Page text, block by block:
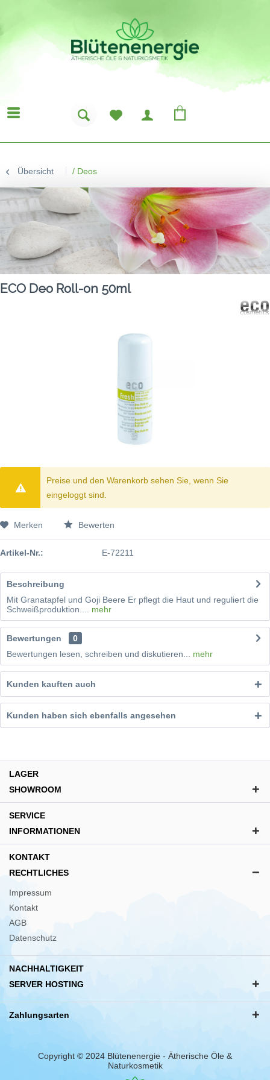
Übersicht / Deos
ECO Deo Roll-on 50ml
Preise und den Warenkorb sehen Sie, wenn Sie
eingeloggt sind.
Merken Bewerten
Artikel-Nr.: E-72211
Beschreibung
Mit Granatapfel und Goji Beere Er pflegt die Haut und reguliert die
Schweißproduktion.... mehr
Bewertungen
0
Bewertungen lesen, schreiben und diskutieren... mehr
Kunden kauften auch
Kunden haben sich ebenfalls angesehen
LAGER
SHOWROOM
SERVICE
INFORMATIONEN
KONTAKT
RECHTLICHES
Impressum
Kontakt
AGB
Datenschutz
NACHHALTIGKEIT
SERVER HOSTING
Zahlungsarten
Copyright © 2024 Blütenenergie - Ätherische Öle &
Naturkosmetik